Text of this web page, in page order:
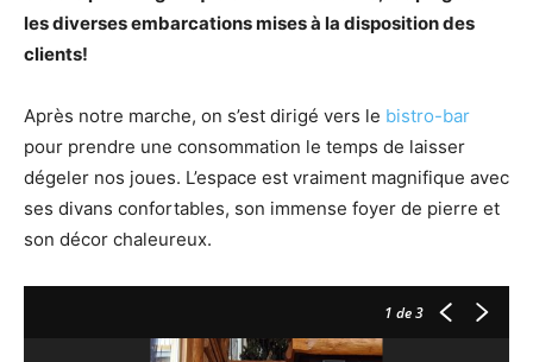
les diverses embarcations mises à la disposition des
clients!
Après notre marche, on s’est dirigé vers le bistro-bar
pour prendre une consommation le temps de laisser
dégeler nos joues. L’espace est vraiment magnifique avec
ses divans confortables, son immense foyer de pierre et
son décor chaleureux.
1 de 3